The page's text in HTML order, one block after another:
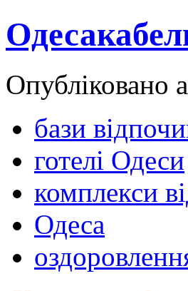
Опубліковано
бази
готелі Одеси
комплекси
Одеса